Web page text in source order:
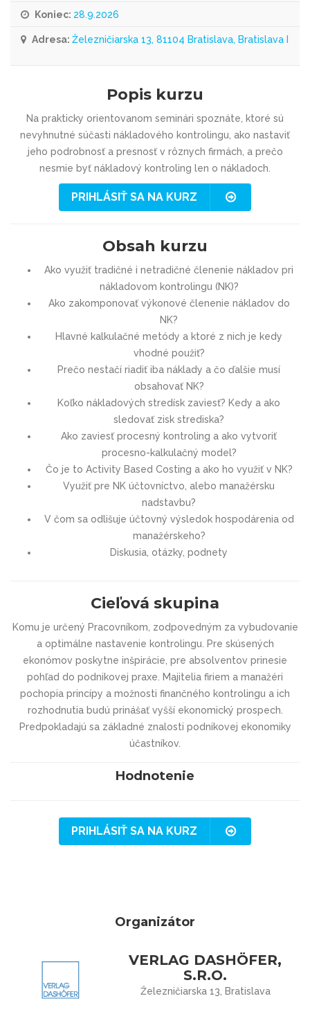
Koniec: 28.9.2026
Adresa: Železničiarska 13, 81104 Bratislava, Bratislava I
Popis kurzu
Na prakticky orientovanom seminári spoznáte, ktoré sú
nevyhnutné súčasti nákladového kontrolingu, ako nastaviť
jeho podrobnosť a presnosť v rôznych firmách, a prečo
nesmie byť nákladový kontroling len o nákladoch.
PRIHLÁSIŤ SA NA KURZ
Obsah kurzu
Ako využiť tradičné i netradičné členenie nákladov pri
nákladovom kontrolingu (NK)?
Ako zakomponovať výkonové členenie nákladov do
NK?
Hlavné kalkulačné metódy a ktoré z nich je kedy
vhodné použiť?
Prečo nestačí riadiť iba náklady a čo ďalšie musí
obsahovať NK?
Koľko nákladových stredísk zaviesť? Kedy a ako
sledovať zisk strediska?
Ako zaviesť procesný kontroling a ako vytvoriť
procesno-kalkulačný model?
Čo je to Activity Based Costing a ako ho využiť v NK?
Využiť pre NK účtovníctvo, alebo manažérsku
nadstavbu?
V čom sa odlišuje účtovný výsledok hospodárenia od
manažérskeho?
Diskusia, otázky, podnety
Cieľová skupina
Komu je určený Pracovníkom, zodpovedným za vybudovanie
a optimálne nastavenie kontrolingu. Pre skúsených
ekonómov poskytne inšpirácie, pre absolventov prinesie
pohľad do podnikovej praxe. Majitelia firiem a manažéri
pochopia princípy a možnosti finančného kontrolingu a ich
rozhodnutia budú prinášať vyšší ekonomický prospech.
Predpokladajú sa základné znalosti podnikovej ekonomiky
účastníkov.
Hodnotenie
PRIHLÁSIŤ SA NA KURZ
Organizátor
VERLAG DASHÖFER,
S.R.O.
Železničiarska 13, Bratislava